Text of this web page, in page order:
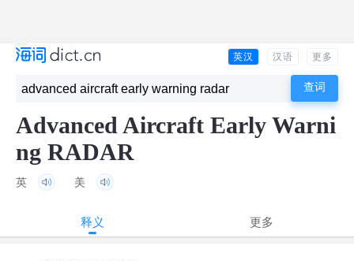
英汉 汉语 更多
Advanced Aircraft Early Warni
ng RADAR
英 美
释义 更多